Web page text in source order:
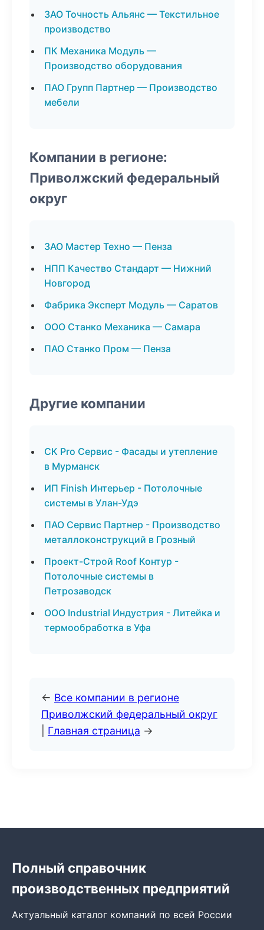
ЗАО Точность Альянс — Текстильное
производство
ПК Механика Модуль —
Производство оборудования
ПАО Групп Партнер — Производство
мебели
Компании в регионе:
Приволжский федеральный
округ
ЗАО Мастер Техно — Пенза
НПП Качество Стандарт — Нижний
Новгород
Фабрика Эксперт Модуль — Саратов
ООО Станко Механика — Самара
ПАО Станко Пром — Пенза
Другие компании
СК Pro Сервис - Фасады и утепление
в Мурманск
ИП Finish Интерьер - Потолочные
системы в Улан-Удэ
ПАО Сервис Партнер - Производство
металлоконструкций в Грозный
Проект-Строй Roof Контур -
Потолочные системы в
Петрозаводск
ООО Industrial Индустрия - Литейка и
термообработка в Уфа
← Все компании в регионе
Приволжский федеральный округ
Главная страница →
Полный справочник
производственных предприятий
Актуальный каталог компаний по всей России